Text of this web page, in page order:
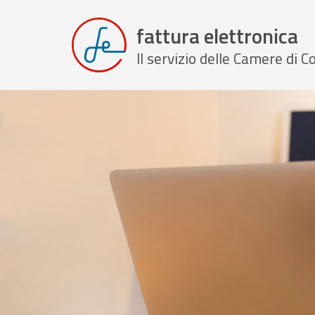
fattura elettronica
Il servizio delle Camere di